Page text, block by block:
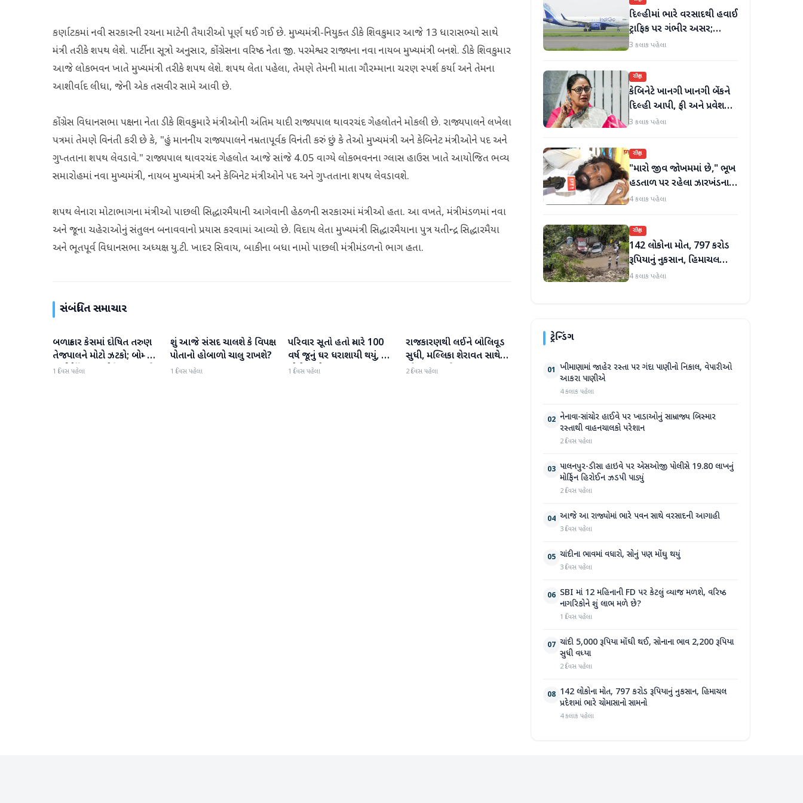
કર્ણાટકમાં નવી સરકારની રચના માટેની તૈયારીઓ પૂર્ણ થઈ ગઈ છે. મુખ્યમંત્રી-નિયુક્ત ડીકે શિવકુમાર આજે 13 ધારાસભ્યો સાથે
મંત્રી તરીકે શપથ લેશે. પાર્ટીના સૂત્રો અનુસાર, કોંગ્રેસના વરિષ્ઠ નેતા જી. પરમેશ્વર રાજ્યના નવા નાયબ મુખ્યમંત્રી બનશે. ડીકે શિવકુમાર
આજે લોકભવન ખાતે મુખ્યમંત્રી તરીકે શપથ લેશે. શપથ લેતા પહેલા, તેમણે તેમની માતા ગૌરમ્માના ચરણ સ્પર્શ કર્યા અને તેમના
આશીર્વાદ લીધા, જેની એક તસવીર સામે આવી છે.
કોંગ્રેસ વિધાનસભા પક્ષના નેતા ડીકે શિવકુમારે મંત્રીઓની અંતિમ યાદી રાજ્યપાલ થાવરચંદ ગેહલોતને મોકલી છે. રાજ્યપાલને લખેલા
પત્રમાં તેમણે વિનંતી કરી છે કે, "હું માનનીય રાજ્યપાલને નમ્રતાપૂર્વક વિનંતી કરું છું કે તેઓ મુખ્યમંત્રી અને કેબિનેટ મંત્રીઓને પદ અને
ગુપ્તતાના શપથ લેવડાવે." રાજ્યપાલ થાવરચંદ ગેહલોત આજે સાંજે 4.05 વાગ્યે લોકભવનના ગ્લાસ હાઉસ ખાતે આયોજિત ભવ્ય
સમારોહમાં નવા મુખ્યમંત્રી, નાયબ મુખ્યમંત્રી અને કેબિનેટ મંત્રીઓને પદ અને ગુપ્તતાના શપથ લેવડાવશે.
શપથ લેનારા મોટાભાગના મંત્રીઓ પાછલી સિદ્ધારમૈયાની આગેવાની હેઠળની સરકારમાં મંત્રીઓ હતા. આ વખતે, મંત્રીમંડળમાં નવા
અને જૂના ચહેરાઓનું સંતુલન બનાવવાનો પ્રયાસ કરવામાં આવ્યો છે. વિદાય લેતા મુખ્યમંત્રી સિદ્ધારમૈયાના પુત્ર યતીન્દ્ર સિદ્ધારમૈયા
અને ભૂતપૂર્વ વિધાનસભા અધ્યક્ષ યુ.ટી. ખાદર સિવાય, બાકીના બધા નામો પાછલી મંત્રીમંડળનો ભાગ હતા.
સંબંધિત સમાચાર
રાષ્ટ્રીય
બળાત્કાર કેસમાં દોષિત તરુણ
તેજપાલને મોટો ઝટકો; બોમ્બે
હાઈકોર્ટે ટ્રાયલ કોર્ટના ચુકાદાને
1 દિવસ પહેલા
રાષ્ટ્રીય
શું આજે સંસદ ચાલશે કે વિપક્ષ
પોતાનો હોબાળો ચાલુ રાખશે?
1 દિવસ પહેલા
રાષ્ટ્રીય
પરિવાર સૂતો હતો ત્યારે 100
વર્ષ જૂનું ઘર ધરાશાયી થયું, છ
લોકોના મોત
1 દિવસ પહેલા
રાષ્ટ્રીય
રાજકારણથી લઈને બોલિવૂડ
સુધી, મલ્લિકા શેરાવત સાથે
જોવા મળ્યા તેજ પ્રતાપ યાદવ
2 દિવસ પહેલા
દિલ્હીમાં ભારે વરસાદથી હવાઈ
ટ્રાફિક પર ગંભીર અસર;
ઈન્ડિગોએ મુસાફરો માટે
3 કલાક પહેલા
રાષ્ટ્રીય
કેબિનેટે ખાનગી ખાનગી બેંકને
દિલ્હી આપી, ફી અને પ્રવેશ
માટે નવા નિયમો વિશે જાણો
3 કલાક પહેલા
રાષ્ટ્રીય
"મારો જીવ જોખમમાં છે," ભૂખ
હડતાળ પર રહેલા ઝારખંડના
વિદ્યાર્થી નેતા દેવેન્દ્ર નાથ
4 કલાક પહેલા
રાષ્ટ્રીય
142 લોકોના મોત, 797 કરોડ
રૂપિયાનું નુકસાન, હિમાચલ
પ્રદેશમાં ભારે ચોમાસાનો સામનો
4 કલાક પહેલા
ટ્રેન્ડિંગ
01 ખીમાણામાં જાહેર રસ્તા પર ગંદા પાણીનો નિકાલ, વેપારીઓ
આકરા પાણીએ
4 કલાક પહેલા
02 નેનાવા-સાંચોર હાઈવે પર ખાડાઓનું સામ્રાજ્ય બિસ્માર
રસ્તાથી વાહનચાલકો પરેશાન
2 દિવસ પહેલા
03 પાલનપુર-ડીસા હાઇવે પર એસઓજી પોલીસે 19.80 લાખનું
મોર્ફિન હિરોઈન ઝડપી પાડ્યું
2 દિવસ પહેલા
04 આજે આ રાજ્યોમાં ભારે પવન સાથે વરસાદની આગાહી
3 દિવસ પહેલા
05 ચાંદીના ભાવમાં વધારો, સોનું પણ મોંઘુ થયું
3 દિવસ પહેલા
06 SBI માં 12 મહિનાની FD પર કેટલું વ્યાજ મળશે, વરિષ્ઠ
નાગરિકોને શું લાભ મળે છે?
1 દિવસ પહેલા
07 ચાંદી 5,000 રૂપિયા મોંઘી થઈ, સોનાના ભાવ 2,200 રૂપિયા
સુધી વધ્યા
2 દિવસ પહેલા
08 142 લોકોના મોત, 797 કરોડ રૂપિયાનું નુકસાન, હિમાચલ
પ્રદેશમાં ભારે ચોમાસાનો સામનો
4 કલાક પહેલા